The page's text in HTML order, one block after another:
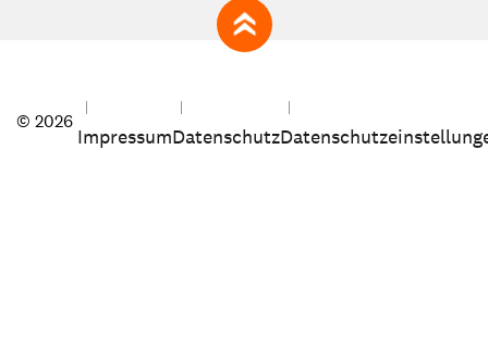
zum Seitenanfang
© 2026
ImpressumDatenschutz